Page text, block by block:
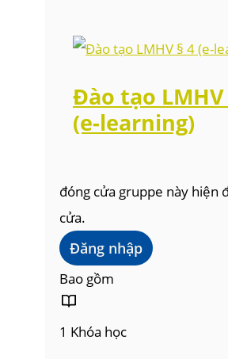
Đào tạo LMHV
(e-learning)
đóng cửa gruppe này hiện
cửa.
Đăng nhập
Bao gồm
1 Khóa học